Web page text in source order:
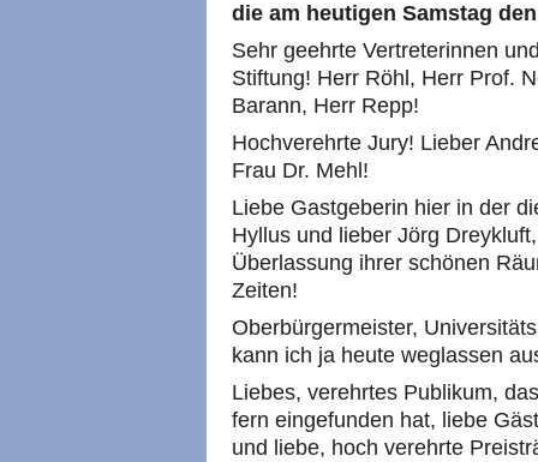
die am heutigen Samstag
Sehr geehrte Vertreterinnen
Stiftung! Herr Röhl, Herr Prof.
Barann, Herr Repp!
Hochverehrte Jury! Lieber
Frau Dr. Mehl!
Liebe Gastgeberin hier in der
Hyllus und lieber Jörg
Überlassung ihrer schönen
Zeiten!
Oberbürgermeister,
kann ich ja heute weglassen
Liebes, verehrtes Publikum,
fern eingefunden hat, liebe
und liebe, hoch verehrte